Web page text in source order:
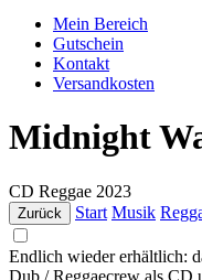
Mein Bereich
Gutschein
Kontakt
Versandkosten
Midnight
CD Reggae 2023
Zurück Start Musik
Endlich wieder erhältlich:
Dub / Reggaecrew als CD